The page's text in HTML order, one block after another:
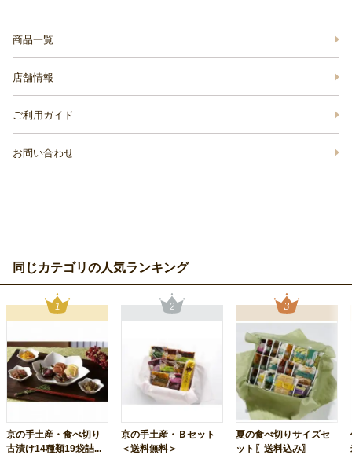
商品一覧
店舗情報
ご利用ガイド
お問い合わせ
同じカテゴリの人気ランキング
京の手土産・食べ切り
古漬け14種類19袋詰...
京の手土産・Ｂセット
＜送料無料＞
夏の食べ切りサイズセ
ット〖送料込み〗